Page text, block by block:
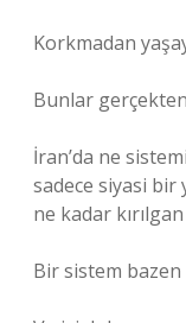
Korkmadan
Bunlar
İran’da ne
sadece siyasi bir
ne kadar
Bir sistem